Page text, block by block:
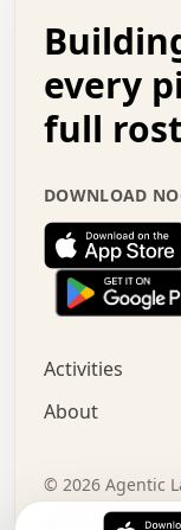
.   .   .   .
.   .   .   .
.   :   .   .
.   .   x   .
.   .   .   .
.   .   .   .
.   .   .   .
.   .   .   .
.   .   .   .
.   .   :   o
.   o   .   .
+   .   o   .
.   +   .   .
.   .   .   .   .
every
full
DOWNLOAD
Activities
About
© 2026 Agentic